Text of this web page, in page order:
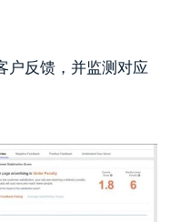
户反馈，并监测对应